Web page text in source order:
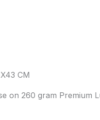
CM
on 260 gram Premium